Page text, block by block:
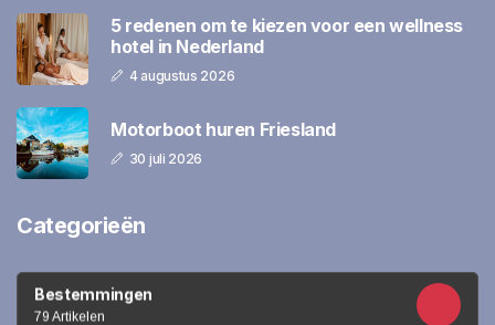
5 redenen om te kiezen voor een wellness
hotel in Nederland
4 augustus 2026
Motorboot huren Friesland
30 juli 2026
Categorieën
Bestemmingen
79 Artikelen